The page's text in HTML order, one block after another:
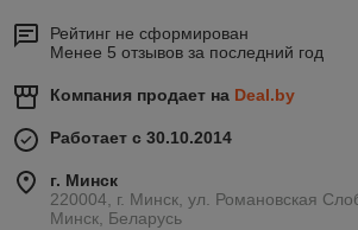
Рейтинг не сформирован
Менее 5 отзывов за последний год
Компания продает на Deal.by
Работает с 30.10.2014
г. Минск
220004, г. Минск, ул. Романовская
Минск, Беларусь